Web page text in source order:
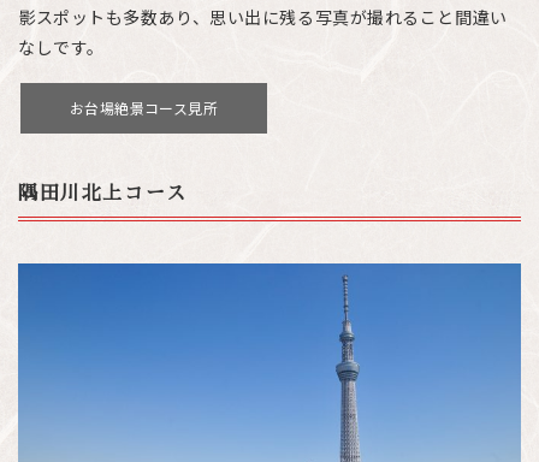
影スポットも多数あり、思い出に残る写真が撮れること間違い
なしです。
お台場絶景コース見所
隅田川北上コース